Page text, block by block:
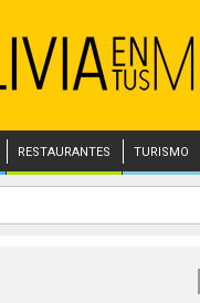
RESTAURANTES TURISMO